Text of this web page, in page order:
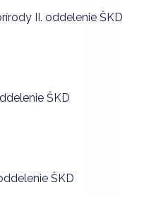
II. oddelenie ŠKD
ŠKD
ŠKD